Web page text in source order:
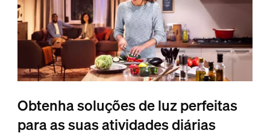
Obtenha soluções de luz perfeitas
para as suas atividades diárias